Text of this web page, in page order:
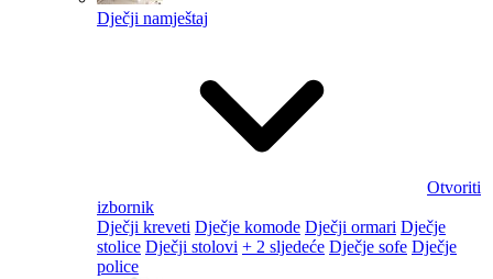
Dječji namještaj
Otvoriti
izbornik
Dječji kreveti Dječje komode Dječji ormari Dječje
stolice Dječji stolovi + 2 sljedeće Dječje sofe Dječje
police